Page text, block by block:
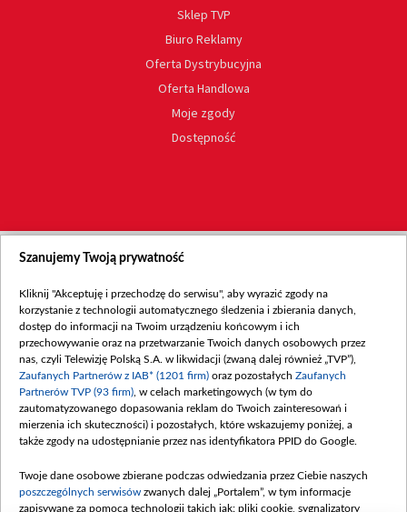
Sklep TVP
Biuro Reklamy
Oferta Dystrybucyjna
Oferta Handlowa
Moje zgody
Dostępność
Szanujemy Twoją prywatność
Kliknij "Akceptuję i przechodzę do serwisu", aby wyrazić zgody na
korzystanie z technologii automatycznego śledzenia i zbierania danych,
dostęp do informacji na Twoim urządzeniu końcowym i ich
przechowywanie oraz na przetwarzanie Twoich danych osobowych przez
nas, czyli Telewizję Polską S.A. w likwidacji (zwaną dalej również „TVP”),
Zaufanych Partnerów z IAB* (1201 firm) oraz pozostałych Zaufanych
Partnerów TVP (93 firm) , w celach marketingowych (w tym do
zautomatyzowanego dopasowania reklam do Twoich zainteresowań i
mierzenia ich skuteczności) i pozostałych, które wskazujemy poniżej, a
także zgody na udostępnianie przez nas identyfikatora PPID do Google.
Twoje dane osobowe zbierane podczas odwiedzania przez Ciebie naszych
poszczególnych serwisów zwanych dalej „Portalem”, w tym informacje
zapisywane za pomocą technologii takich jak: pliki cookie, sygnalizatory